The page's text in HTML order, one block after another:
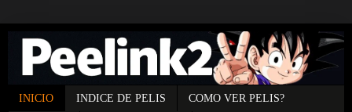
INICIO INDICE DE PELIS COMO VER PELIS?